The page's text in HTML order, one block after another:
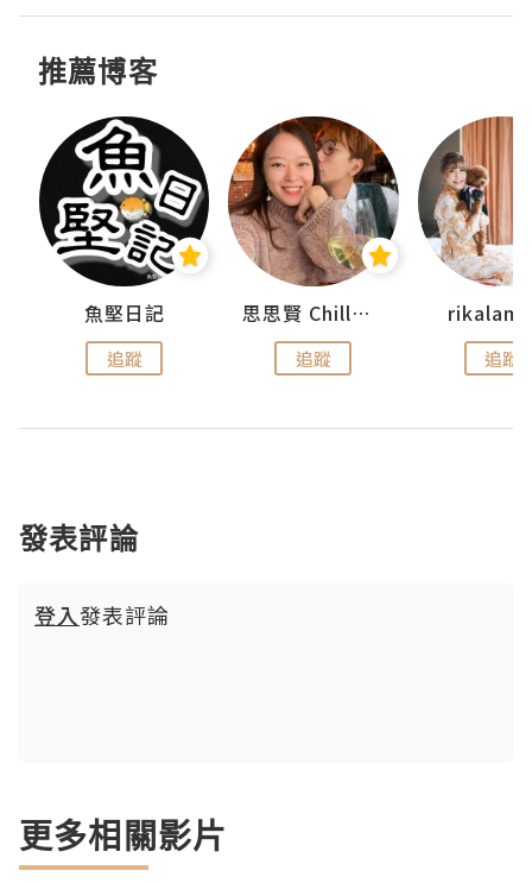
推薦博客
魚堅日記
追蹤
思思賢 ChillMyBabe
追蹤 追蹤
發表評論
登入發表評論
更多相關影片